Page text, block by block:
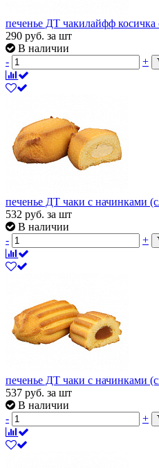
печенье ДТ чакилайфф
290 руб. за шт
В наличии
-
+
печенье ДТ чаки с начинками
532 руб. за шт
В наличии
-
+
печенье ДТ чаки с начинками
537 руб. за шт
В наличии
-
+